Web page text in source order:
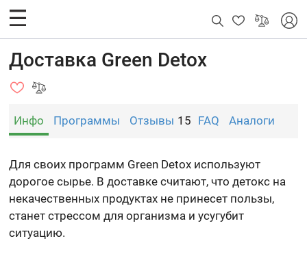
Доставка Green Detox
Инфо Программы Отзывы 15 FAQ Аналоги
Для своих программ Green Detox используют
дорогое сырье. В доставке считают, что детокс на
некачественных продуктах не принесет пользы,
станет стрессом для организма и усугубит
ситуацию.